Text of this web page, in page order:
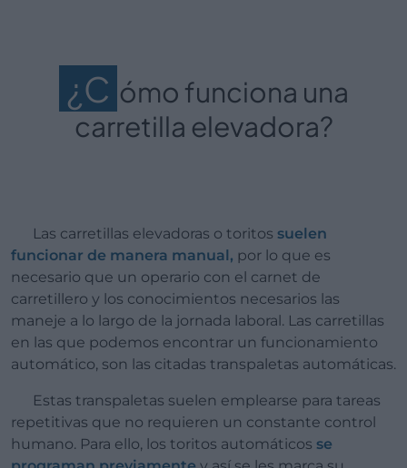
¿C ómo funciona una
carretilla elevadora?
Las carretillas elevadoras o toritos suelen
funcionar de manera manual, por lo que es
necesario que un operario con el carnet de
carretillero y los conocimientos necesarios las
maneje a lo largo de la jornada laboral. Las carretillas
en las que podemos encontrar un funcionamiento
automático, son las citadas transpaletas automáticas.
Estas transpaletas suelen emplearse para tareas
repetitivas que no requieren un constante control
humano. Para ello, los toritos automáticos se